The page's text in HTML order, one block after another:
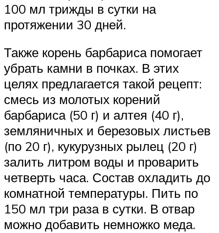
100 мл трижды в сутки на
протяжении 30 дней.
Также корень барбариса помогает
убрать камни в почках. В этих
целях предлагается такой рецепт:
смесь из молотых корений
барбариса (50 г) и алтея (40 г),
земляничных и березовых листьев
(по 20 г), кукурузных рылец (20 г)
залить литром воды и проварить
четверть часа. Состав охладить до
комнатной температуры. Пить по
150 мл три раза в сутки. В отвар
можно добавить немножко меда.